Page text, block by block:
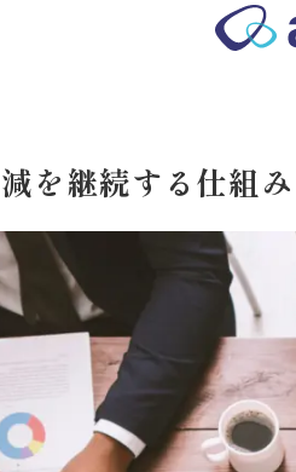
ホテル・旅館・観光業の事業計画、
を継続する仕組